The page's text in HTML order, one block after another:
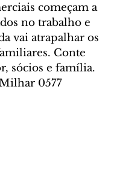
começam a
no trabalho e
vai atrapalhar os
Conte
sócios e família.
0577